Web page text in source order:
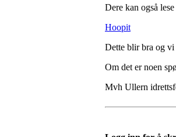
Dere kan også
Hoopit
Dette blir bra og vi
Om det er noen
Mvh Ullern